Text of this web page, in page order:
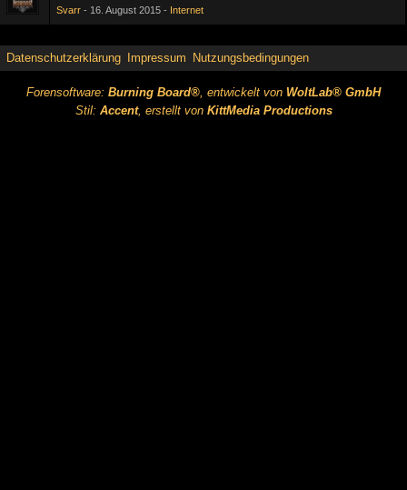
Svarr 16. August 2015 Internet
Datenschutzerklärung Impressum Nutzungsbedingungen
Forensoftware: Burning Board®, entwickelt von WoltLab® GmbH
Stil: Accent, erstellt von KittMedia Productions